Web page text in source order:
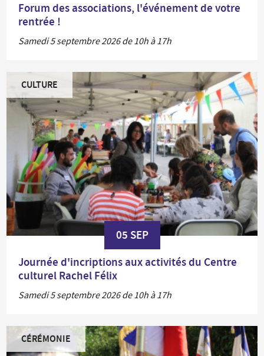
Forum des associations, l'événement de votre
rentrée !
Samedi 5 septembre 2026 de 10h à 17h
CULTURE
05 SEP
Journée d'incriptions aux activités du Centre
culturel Rachel Félix
Samedi 5 septembre 2026 de 10h à 17h
CÉRÉMONIE